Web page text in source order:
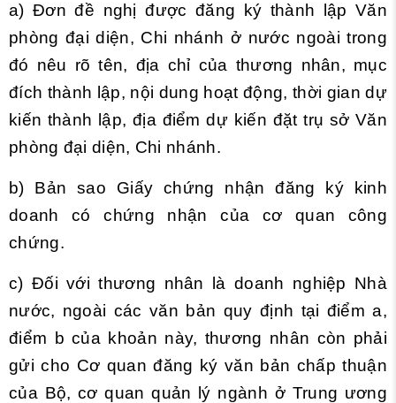
a) Đơn đề nghị được đăng ký thành lập Văn
phòng đại diện, Chi nhánh ở nước ngoài trong
đó nêu rõ tên, địa chỉ của thương nhân, mục
đích thành lập, nội dung hoạt động, thời gian dự
kiến thành lập, địa điểm dự kiến đặt trụ sở Văn
phòng đại diện, Chi nhánh.
b) Bản sao Giấy chứng nhận đăng ký kinh
doanh có chứng nhận của cơ quan công
chứng.
c) Đối với thương nhân là doanh nghiệp Nhà
nước, ngoài các văn bản quy định tại điểm a,
điểm b của khoản này, thương nhân còn phải
gửi cho Cơ quan đăng ký văn bản chấp thuận
của Bộ, cơ quan quản lý ngành ở Trung ương